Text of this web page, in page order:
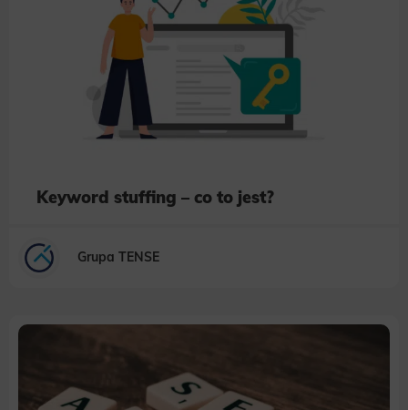
Keyword stuffing – co to jest?
Grupa TENSE